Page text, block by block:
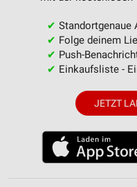
✔ Standortgenaue
✔ Folge deinem
✔ Push-
✔ Einkaufsliste -
JETZT